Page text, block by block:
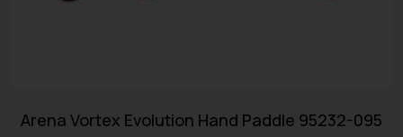
Arena Vortex Evolution Hand Paddle 95232-095